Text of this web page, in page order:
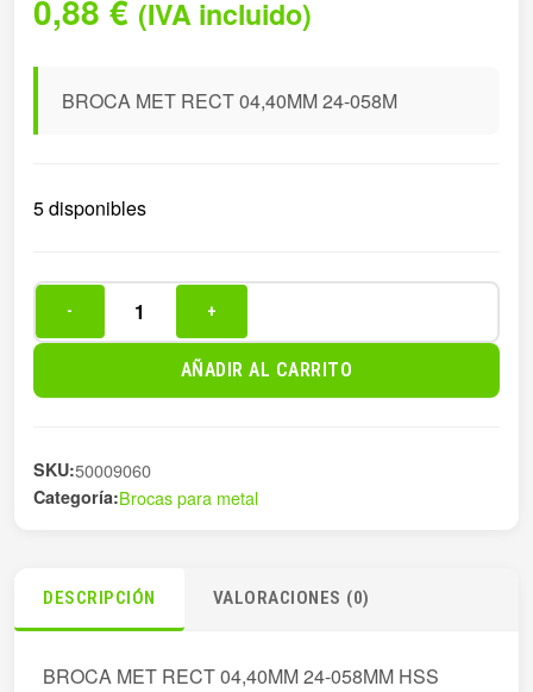
0,88 € (IVA incluido)
BROCA MET RECT 04,40MM 24-058M
5 disponibles
MET
058M
cantidad
- +
AÑADIR AL CARRITO
SKU:50009060
Categoría:Brocas para metal
DESCRIPCIÓN VALORACIONES (0)
BROCA MET RECT 04,40MM 24-058MM HSS